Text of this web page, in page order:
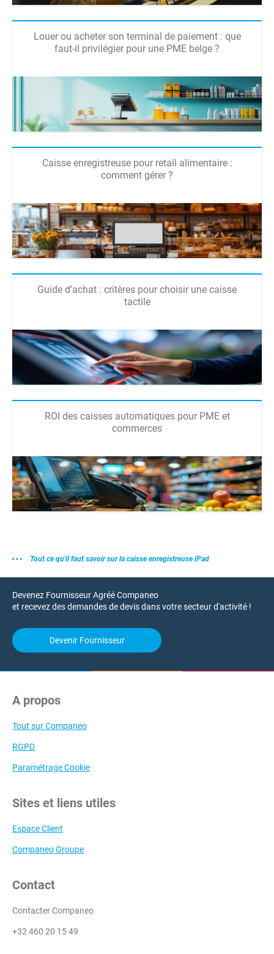
Louer ou acheter son terminal de paiement : que
faut-il privilégier pour une PME belge ?
Caisse enregistreuse pour retail alimentaire :
comment gérer ?
Guide d’achat : critères pour choisir une caisse
tactile
ROI des caisses automatiques pour PME et
commerces
Tout ce qu'il faut savoir sur la caisse enregistreuse iPad
Devenez Fournisseur Agréé Companeo
et recevez des demandes de devis dans votre secteur d'activité !
Devenir Fournisseur
A propos
Tout sur Companeo
RGPD
Paramétrage Cookie
Sites et liens utiles
Espace Client
Companeo Groupe
Contact
Contacter Companeo
+32 460 20 15 49